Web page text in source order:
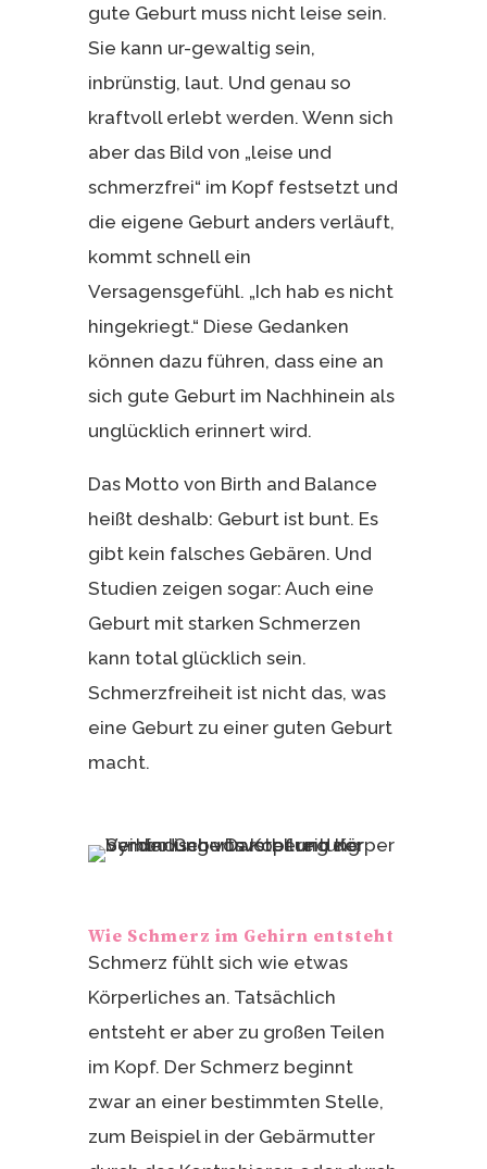
gute Geburt muss nicht leise sein.
Sie kann ur-gewaltig sein,
inbrünstig, laut. Und genau so
kraftvoll erlebt werden. Wenn sich
aber das Bild von „leise und
schmerzfrei“ im Kopf festsetzt und
die eigene Geburt anders verläuft,
kommt schnell ein
Versagensgefühl. „Ich hab es nicht
hingekriegt.“ Diese Gedanken
können dazu führen, dass eine an
sich gute Geburt im Nachhinein als
unglücklich erinnert wird.
Das Motto von Birth and Balance
heißt deshalb: Geburt ist bunt. Es
gibt kein falsches Gebären. Und
Studien zeigen sogar: Auch eine
Geburt mit starken Schmerzen
kann total glücklich sein.
Schmerzfreiheit ist nicht das, was
eine Geburt zu einer guten Geburt
macht.
Wie Schmerz im Gehirn entsteht
Schmerz fühlt sich wie etwas
Körperliches an. Tatsächlich
entsteht er aber zu großen Teilen
im Kopf. Der Schmerz beginnt
zwar an einer bestimmten Stelle,
zum Beispiel in der Gebärmutter